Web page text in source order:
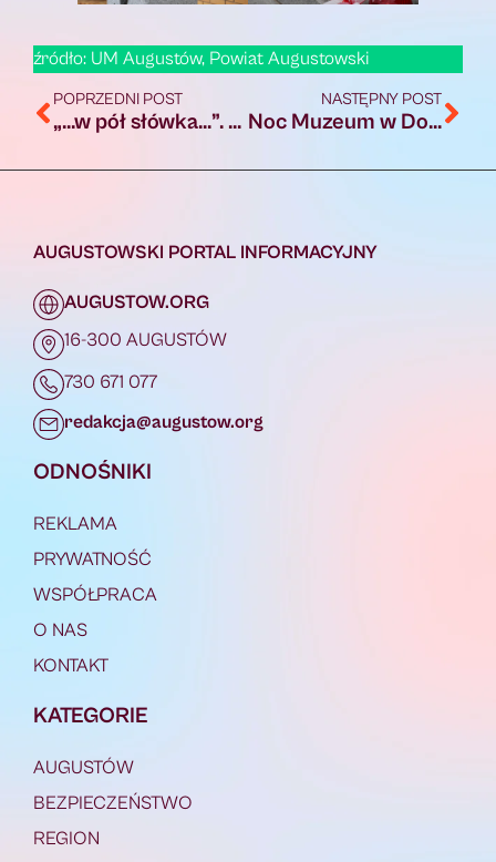
źródło: UM Augustów, Powiat Augustowski
POPRZEDNI POST
„…w pół słówka…”. Kolejne spotkanie autorskie w Miejskiej Bibliotece
NASTĘPNY POST
Noc Muzeum w Domu Pamięci Obławy Augustowskiej. Weź udział w wydarzeniu!
AUGUSTOWSKI PORTAL INFORMACYJNY
AUGUSTOW.ORG
16-300 AUGUSTÓW
730 671 077
redakcja@augustow.org
ODNOŚNIKI
REKLAMA
PRYWATNOŚĆ
WSPÓŁPRACA
O NAS
KONTAKT
KATEGORIE
AUGUSTÓW
BEZPIECZEŃSTWO
REGION